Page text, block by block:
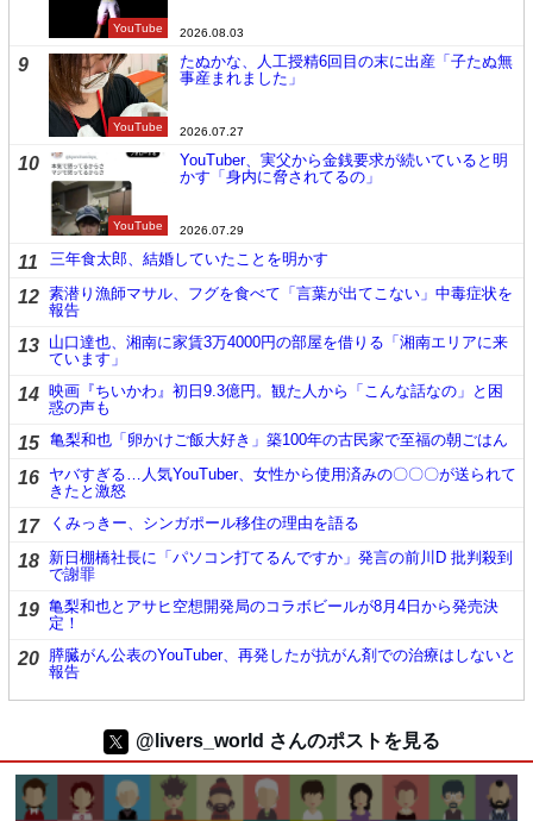
YouTube 2026.08.03
9
YouTube
たぬかな、人工授精6回目の末に出産「子たぬ無
事産まれました」
2026.07.27
10
YouTube
YouTuber、実父から金銭要求が続いていると明
かす「身内に脅されてるの」
2026.07.29
11 三年食太郎、結婚していたことを明かす
12 素潜り漁師マサル、フグを食べて「言葉が出てこない」中毒症状を
報告
13 山口達也、湘南に家賃3万4000円の部屋を借りる「湘南エリアに来
ています」
14 映画『ちいかわ』初日9.3億円。観た人から「こんな話なの」と困
惑の声も
15 亀梨和也「卵かけご飯大好き」築100年の古民家で至福の朝ごはん
16 ヤバすぎる…人気YouTuber、女性から使用済みの〇〇〇が送られて
きたと激怒
17 くみっきー、シンガポール移住の理由を語る
18 新日棚橋社長に「パソコン打てるんですか」発言の前川D 批判殺到
で謝罪
19 亀梨和也とアサヒ空想開発局のコラボビールが8月4日から発売決
定！
20 膵臓がん公表のYouTuber、再発したが抗がん剤での治療はしないと
報告
@livers_world さんのポストを見る